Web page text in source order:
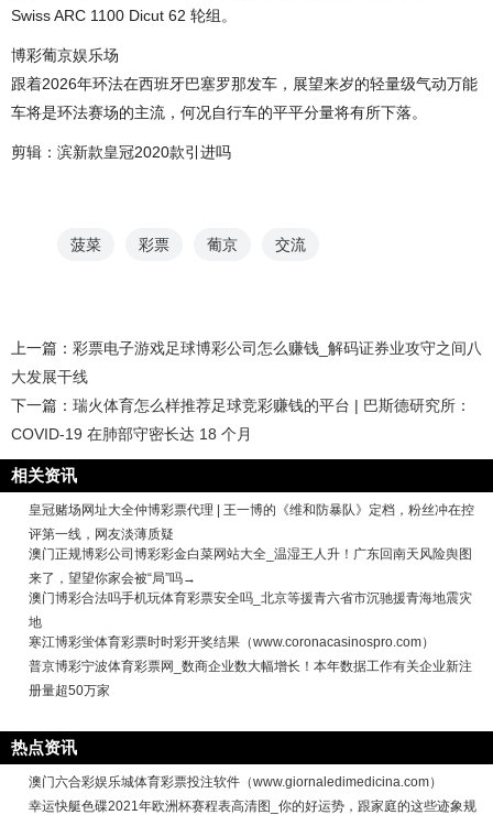
Swiss ARC 1100 Dicut 62 轮组。
博彩葡京娱乐场
跟着2026年环法在西班牙巴塞罗那发车，展望来岁的轻量级气动万能
车将是环法赛场的主流，何况自行车的平平分量将有所下落。
剪辑：滨新款皇冠2020款引进吗
菠菜 彩票 葡京 交流
上一篇： 彩票电子游戏足球博彩公司怎么赚钱_解码证券业攻守之间八
大发展干线
下一篇： 瑞火体育怎么样推荐足球竞彩赚钱的平台 | 巴斯德研究所：
COVID-19 在肺部守密长达 18 个月
相关资讯
皇冠赌场网址大全仲博彩票代理 | 王一博的《维和防暴队》定档，粉丝冲在控
评第一线，网友淡薄质疑
澳门正规博彩公司博彩彩金白菜网站大全_温湿王人升！广东回南天风险舆图
来了，望望你家会被“局”吗→
澳门博彩合法吗手机玩体育彩票安全吗_北京等援青六省市沉驰援青海地震灾
地
寒江博彩蛍体育彩票时时彩开奖结果（www.coronacasinospro.com）
普京博彩宁波体育彩票网_数商企业数大幅增长！本年数据工作有关企业新注
册量超50万家
热点资讯
澳门六合彩娱乐城体育彩票投注软件（www.giornaledimedicina.com）
幸运快艇色碟2021年欧洲杯赛程表高清图_你的好运势，跟家庭的这些迹象规